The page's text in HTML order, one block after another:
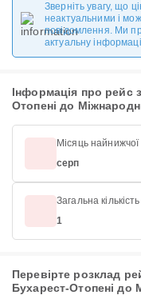
Зверніть увагу, що
неактуальними і
повідомлення. Ми
актуальну
Інформація про рейс
Отопені до
Місяць найнижчої
серп
Загальна
1
Перевірте розклад
Бухарест-Отопені до